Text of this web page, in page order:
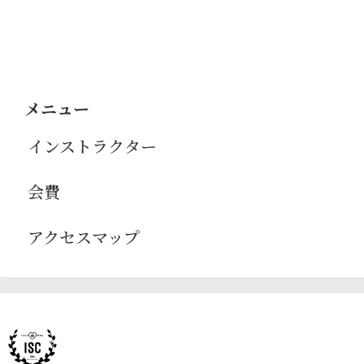
メニュー
インストラクター
会費
アクセスマップ